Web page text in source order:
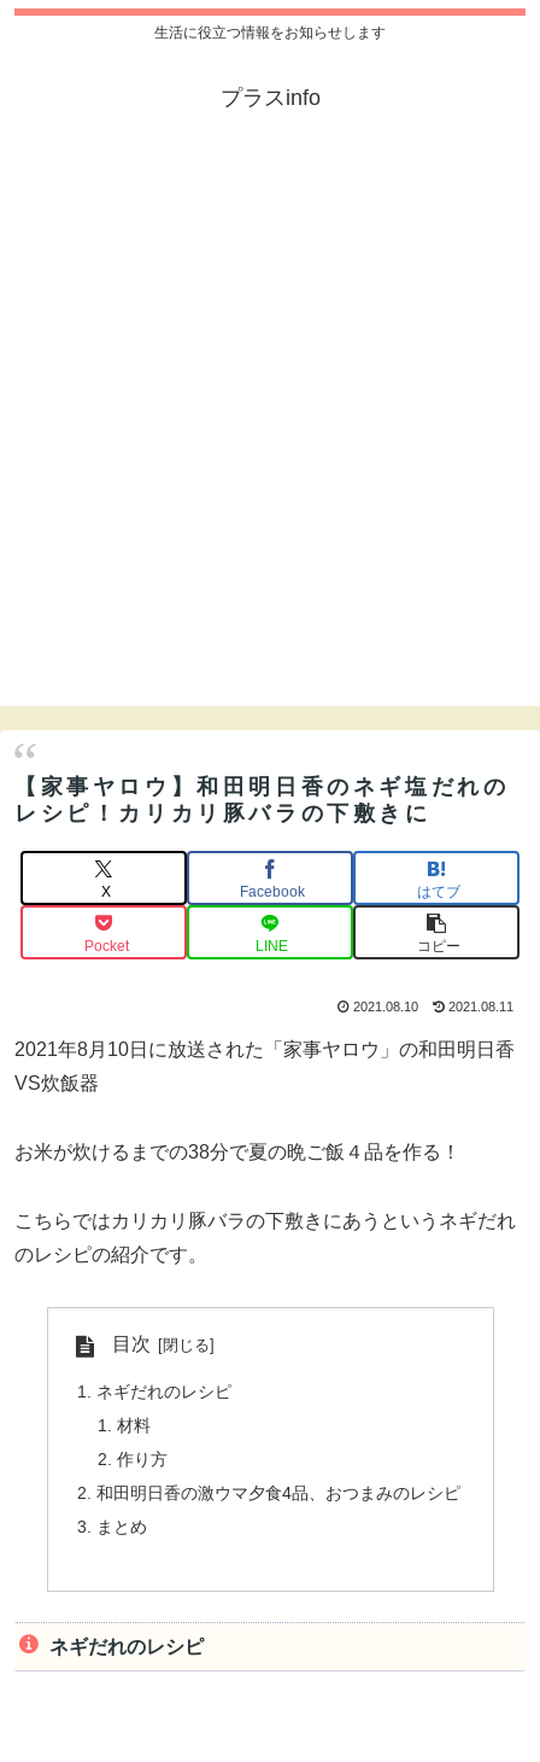
生活に役立つ情報をお知らせします
プラスinfo
【家事ヤロウ】和田明日香のネギ塩だれの
レシピ！カリカリ豚バラの下敷きに
X Facebook はてブ
Pocket LINE コピー
2021.08.10 2021.08.11
2021年8月10日に放送された「家事ヤロウ」の和田明日香
VS炊飯器
お米が炊けるまでの38分で夏の晩ご飯４品を作る！
こちらではカリカリ豚バラの下敷きにあうというネギだれ
のレシピの紹介です。
目次
ネギだれのレシピ
材料
作り方
和田明日香の激ウマ夕食4品、おつまみのレシピ
まとめ
ネギだれのレシピ